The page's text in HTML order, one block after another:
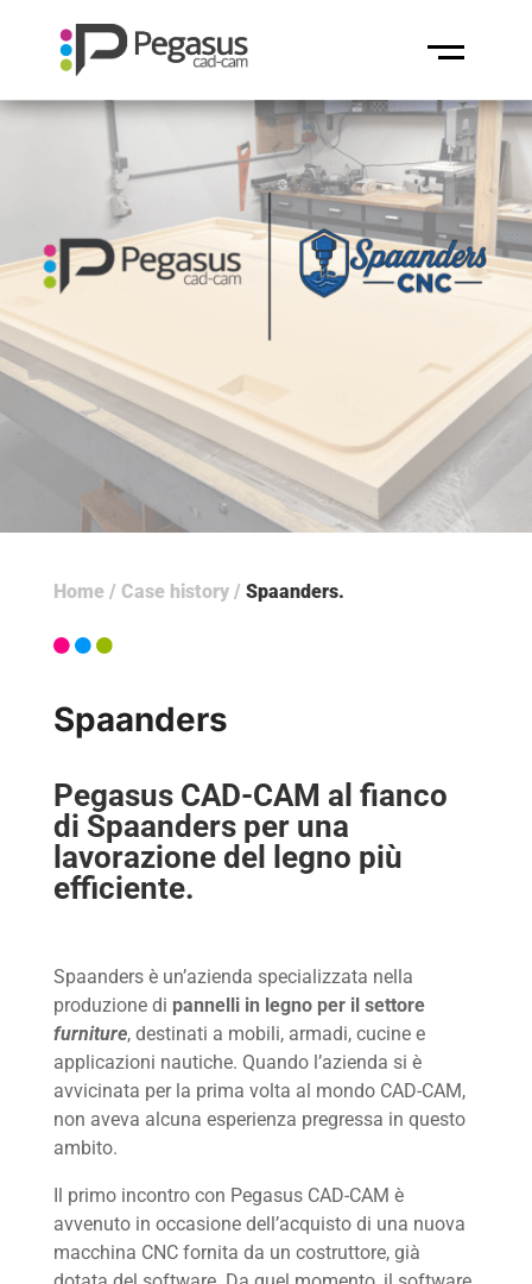
Home/ Case history/ Spaanders
Spaanders
Pegasus CAD-CAM al fianco
di Spaanders per una
lavorazione del legno più
efficiente.
Spaanders è un’azienda specializzata nella
produzione di pannelli in legno per il settore
furniture, destinati a mobili, armadi, cucine e
applicazioni nautiche. Quando l’azienda si è
avvicinata per la prima volta al mondo CAD-CAM,
non aveva alcuna esperienza pregressa in questo
ambito.
Il primo incontro con Pegasus CAD-CAM è
avvenuto in occasione dell’acquisto di una nuova
macchina CNC fornita da un costruttore, già